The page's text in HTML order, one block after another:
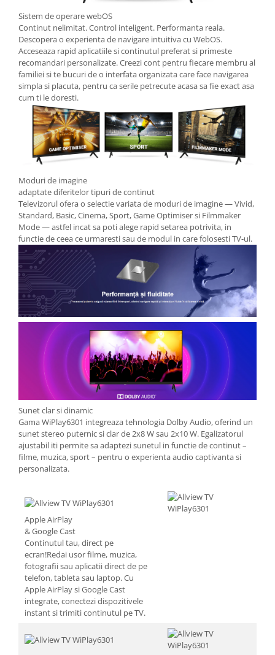
Sistem de operare webOS
Continut nelimitat. Control inteligent. Performanta reala.
Descopera o experienta de navigare intuitiva cu WebOS.
Acceseaza rapid aplicatiile si continutul preferat si primeste
recomandari personalizate. Creezi cont pentru fiecare membru al
familiei si te bucuri de o interfata organizata care face navigarea
simpla si placuta, pentru ca serile petrecute acasa sa fie exact asa
cum ti le doresti.
Moduri de imagine
adaptate diferitelor tipuri de continut
Televizorul ofera o selectie variata de moduri de imagine — Vivid,
Standard, Basic, Cinema, Sport, Game Optimiser si Filmmaker
Mode — astfel incat sa poti alege rapid setarea potrivita, in
functie de ceea ce urmaresti sau de modul in care folosesti TV-ul.
Sunet clar si dinamic
Gama WiPlay6301 integreaza tehnologia Dolby Audio, oferind un
sunet stereo puternic si clar de 2x8 W sau 2x10 W. Egalizatorul
ajustabil iti permite sa adaptezi sunetul in functie de continut –
filme, muzica, sport – pentru o experienta audio captivanta si
personalizata.
Apple AirPlay
& Google Cast
Continutul tau, direct pe
ecran!Redai usor filme, muzica,
fotografii sau aplicatii direct de pe
telefon, tableta sau laptop. Cu
Apple AirPlay si Google Cast
integrate, conectezi dispozitivele
instant si trimiti continutul pe TV.